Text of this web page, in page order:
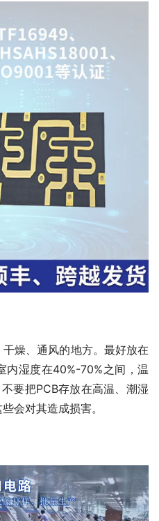
燥、通风的地方。最好放在
内湿度在40%-70%之间，温
要把PCB存放在高温、潮湿
会对其造成损害。